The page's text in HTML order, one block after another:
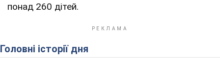
понад 260 дітей.
Головні історії дня